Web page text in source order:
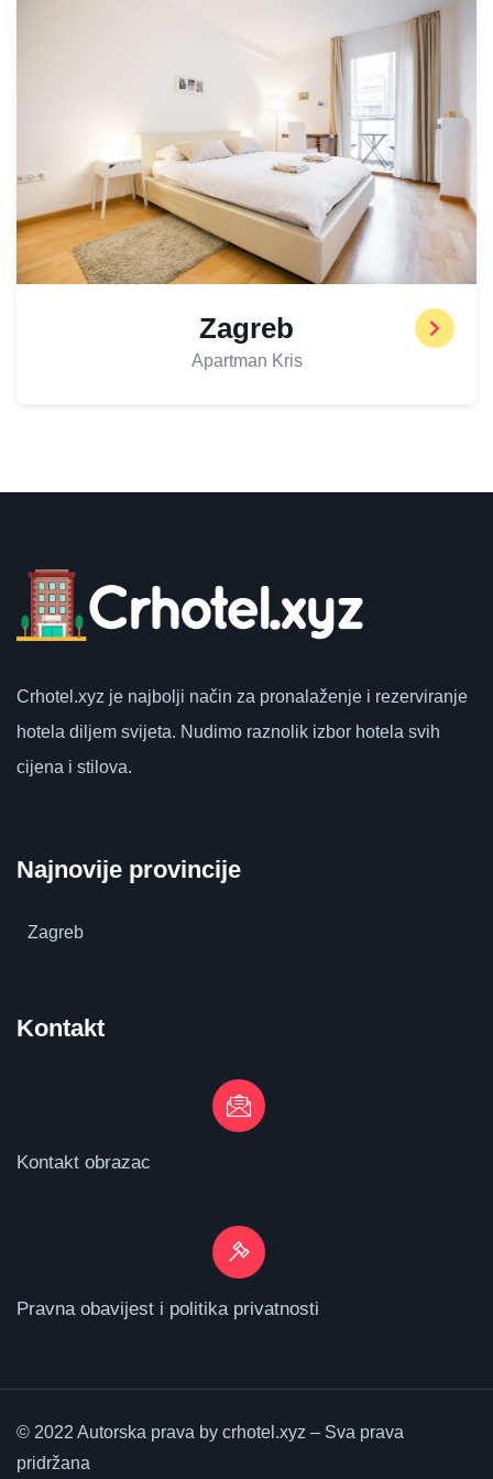
Zagreb
Apartman Kris
Crhotel.xyz je najbolji način za pronalaženje i rezerviranje
hotela diljem svijeta. Nudimo raznolik izbor hotela svih
cijena i stilova.
Najnovije provincije
Zagreb
Kontakt
Kontakt obrazac
Pravna obavijest i politika privatnosti
© 2022 Autorska prava by crhotel.xyz – Sva prava
pridržana